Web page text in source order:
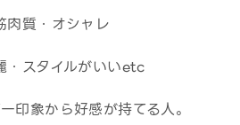
肉質・オシャレ
・スタイルがいいetc
印象から好感が持てる人。